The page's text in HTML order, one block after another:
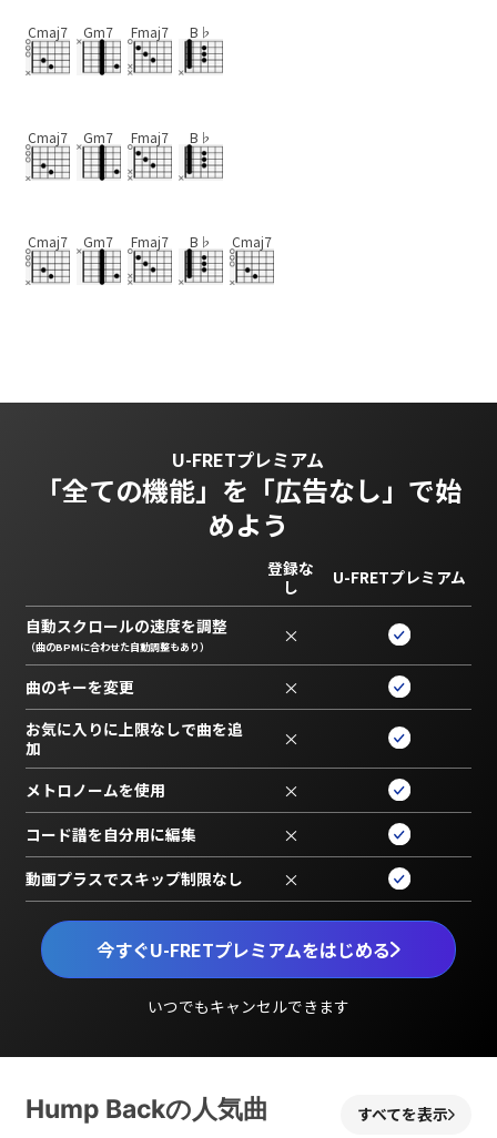
Cmaj7 Gm7 Fmaj7 B♭
Cmaj7 Gm7 Fmaj7 B♭
Cmaj7 Gm7 Fmaj7 B♭ Cmaj7
U-FRETプレミアム
「全ての機能」を 「広告なし」で始
めよう
今すぐU-FRETプレミアムをはじめる
いつでもキャンセルできます
登録な
し
U-FRETプレミアム
自動スクロールの速度を調整
（曲のBPMに合わせた自動調整もあり） ×
曲のキーを変更 ×
お気に入りに上限なしで曲を追
加
×
メトロノームを使用 ×
コード譜を自分用に編集 ×
動画プラスでスキップ制限なし ×
Hump Backの人気曲 すべてを表示